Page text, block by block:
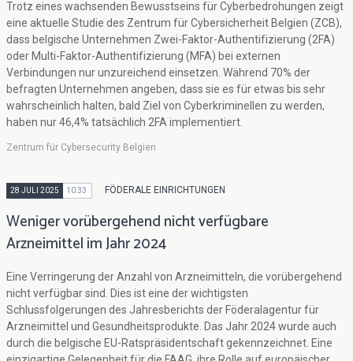
Trotz eines wachsenden Bewusstseins für Cyberbedrohungen zeigt
eine aktuelle Studie des Zentrum für Cybersicherheit Belgien (ZCB),
dass belgische Unternehmen Zwei-Faktor-Authentifizierung (2FA)
oder Multi-Faktor-Authentifizierung (MFA) bei externen
Verbindungen nur unzureichend einsetzen. Während 70% der
befragten Unternehmen angeben, dass sie es für etwas bis sehr
wahrscheinlich halten, bald Ziel von Cyberkriminellen zu werden,
haben nur 46,4% tatsächlich 2FA implementiert.
Zentrum für Cybersecurity Belgien
28 JULI 2025 10:33 FÖDERALE EINRICHTUNGEN
Weniger vorübergehend nicht verfügbare
Arzneimittel im Jahr 2024
Eine Verringerung der Anzahl von Arzneimitteln, die vorübergehend
nicht verfügbar sind. Dies ist eine der wichtigsten
Schlussfolgerungen des Jahresberichts der Föderalagentur für
Arzneimittel und Gesundheitsprodukte. Das Jahr 2024 wurde auch
durch die belgische EU-Ratspräsidentschaft gekennzeichnet. Eine